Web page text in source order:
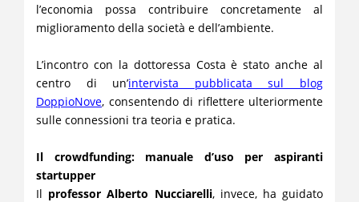
l’economia possa contribuire concretamente al
miglioramento della società e dell’ambiente.
L’incontro con la dottoressa Costa è stato anche al
centro di un’intervista pubblicata sul blog
DoppioNove, consentendo di riflettere ulteriormente
sulle connessioni tra teoria e pratica.
Il crowdfunding: manuale d’uso per aspiranti
startupper
Il professor Alberto Nucciarelli, invece, ha guidato